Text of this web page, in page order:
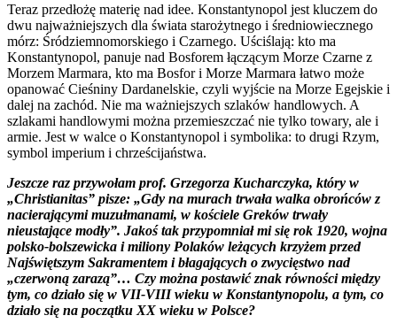
Teraz przedłożę materię nad idee. Konstantynopol jest kluczem do
dwu najważniejszych dla świata starożytnego i średniowiecznego
mórz: Śródziemnomorskiego i Czarnego. Uściślają: kto ma
Konstantynopol, panuje nad Bosforem łączącym Morze Czarne z
Morzem Marmara, kto ma Bosfor i Morze Marmara łatwo może
opanować Cieśniny Dardanelskie, czyli wyjście na Morze Egejskie i
dalej na zachód. Nie ma ważniejszych szlaków handlowych. A
szlakami handlowymi można przemieszczać nie tylko towary, ale i
armie. Jest w walce o Konstantynopol i symbolika: to drugi Rzym,
symbol imperium i chrześcijaństwa.
Jeszcze raz przywołam prof. Grzegorza Kucharczyka, który w
„Christianitas” pisze: „Gdy na murach trwała walka obrońców z
nacierającymi muzułmanami, w kościele Greków trwały
nieustające modły”. Jakoś tak przypomniał mi się rok 1920, wojna
polsko-bolszewicka i miliony Polaków leżących krzyżem przed
Najświętszym Sakramentem i błagających o zwycięstwo nad
„czerwoną zarazą”… Czy można postawić znak równości między
tym, co działo się w VII-VIII wieku w Konstantynopolu, a tym, co
działo się na początku XX wieku w Polsce?